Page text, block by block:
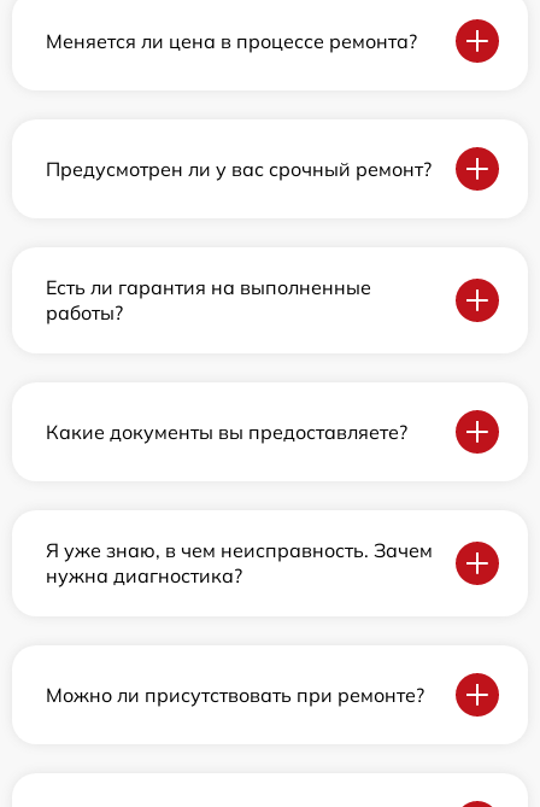
Меняется ли цена в процессе ремонта?
Предусмотрен ли у вас срочный ремонт?
Есть ли гарантия на выполненные
работы?
Какие документы вы предоставляете?
Я уже знаю, в чем неисправность. Зачем
нужна диагностика?
Можно ли присутствовать при ремонте?